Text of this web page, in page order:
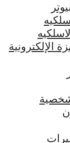
الإلكترونية